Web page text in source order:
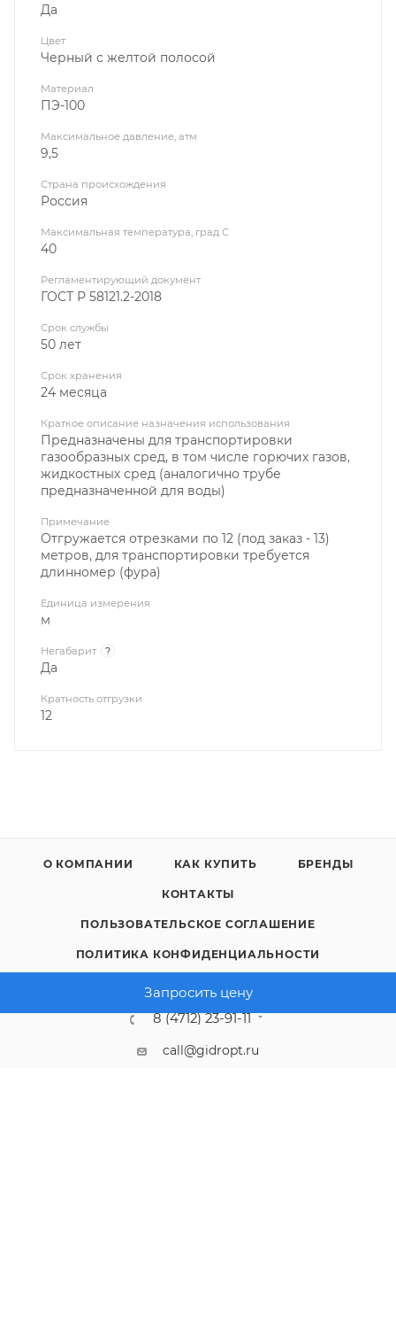
Запросить цену
Да
Цвет
Черный с желтой полосой
Материал
ПЭ-100
Максимальное давление, атм
9,5
Страна происхождения
Россия
Максимальная температура, град С
40
Регламентирующий документ
ГОСТ Р 58121.2-2018
Срок службы
50 лет
Срок хранения
24 месяца
Краткое описание назначения использования
Предназначены для транспортировки
газообразных сред, в том числе горючих газов,
жидкостных сред (аналогично трубе
предназначенной для воды)
Примечание
Отгружается отрезками по 12 (под заказ - 13)
метров, для транспортировки требуется
длинномер (фура)
Единица измерения
м
Негабарит ?
Да
Кратность отгрузки
12
О КОМПАНИИ КАК КУПИТЬ БРЕНДЫ
КОНТАКТЫ
ПОЛЬЗОВАТЕЛЬСКОЕ СОГЛАШЕНИЕ
ПОЛИТИКА КОНФИДЕНЦИАЛЬНОСТИ
8 (4712) 23-91-11
call@gidropt.ru